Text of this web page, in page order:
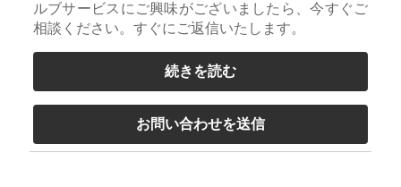
ルブサービスにご興味がございましたら、今すぐご
相談ください。すぐにご返信いたします。
続きを読む
お問い合わせを送信